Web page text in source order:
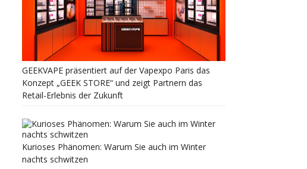
GEEKVAPE präsentiert auf der Vapexpo Paris das
Konzept „GEEK STORE“ und zeigt Partnern das
Retail-Erlebnis der Zukunft
Kurioses Phänomen: Warum Sie auch im Winter
nachts schwitzen